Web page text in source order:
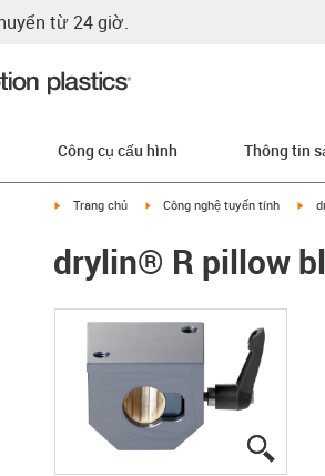
từ 24 giờ.
Công cụ cấu hình Thông tin
igus-icon-arrow-right
Trang chủ igus-icon-arrow-right
Công nghệ tuyến tính
drylin® R pillow